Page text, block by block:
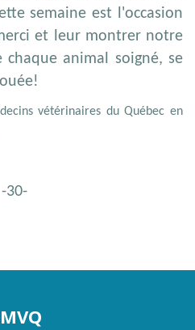
semaine est l'occasion
et leur montrer notre
chaque animal soigné, se
vétérinaires du Québec en
-30-